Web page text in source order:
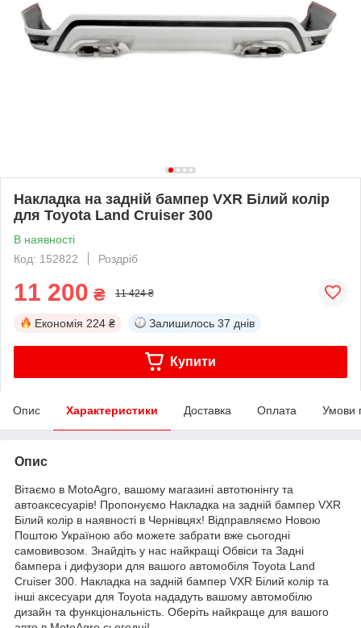
Накладка на задній бампер VXR Білий колір
для Toyota Land Cruiser 300
В наявності
Код: 152822
Роздріб
11 200 ₴ 11 424 ₴
Економія 224 ₴ Залишилось 37 днів
Купити
Опис Характеристики Доставка Оплата Умови
Опис
Вітаємо в MotoAgro, вашому магазині автотюнінгу та
автоаксесуарів! Пропонуємо Накладка на задній бампер VXR
Білий колір в наявності в Чернівцях! Відправляємо Новою
Поштою Україною або можете забрати вже сьогодні
самовивозом. Знайдіть у нас найкращі Обвіси та Задні
бампера і дифузори для вашого автомобіля Toyota Land
Cruiser 300. Накладка на задній бампер VXR Білий колір та
інші аксесуари для Toyota нададуть вашому автомобілю
дизайн та функціональність. Оберіть найкраще для вашого